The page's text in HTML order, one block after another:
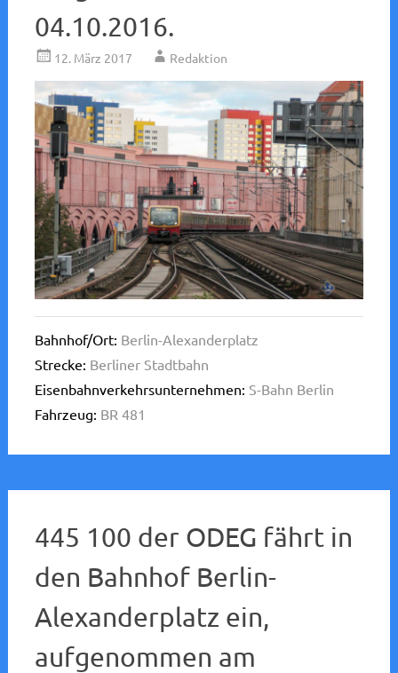
04.10.2016.
12. März 2017 Redaktion
Bahnhof/Ort: Berlin-Alexanderplatz
Strecke: Berliner Stadtbahn
Eisenbahnverkehrsunternehmen: S-Bahn Berlin
Fahrzeug: BR 481
445 100 der ODEG fährt in
den Bahnhof Berlin-
Alexanderplatz ein,
aufgenommen am